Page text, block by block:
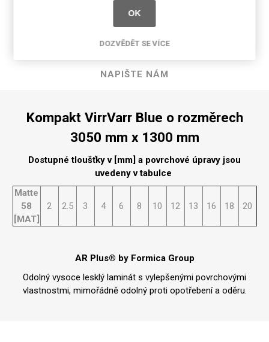
SPECIFIKACE PRODUKTU
RECENZE
NAPIŠTE NÁM
Kompakt VirrVarr Blue o rozměrech
3050 mm x 1300 mm
Dostupné tloušťky v [mm] a povrchové úpravy jsou
uvedeny v tabulce
Matte
58
[MAT]
2 2.5 3 4 6 8 10 12 13 16 18 20
AR Plus® by Formica Group
Odolný vysoce lesklý laminát s vylepšenými povrchovými
vlastnostmi, mimořádně odolný proti opotřebení a oděru.
OK
DOZVĚDĚT SE VÍCE